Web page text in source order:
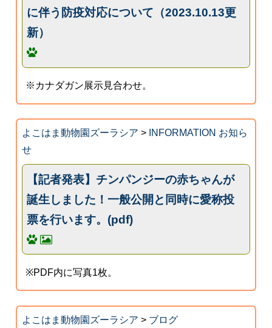
に伴う防疫対応について（2023.10.13更
新）
※カナダガン展示見合わせ。
よこはま動物園ズーラシア > INFORMATION お知ら
せ
【記者発表】チンパンジーの赤ちゃんが
誕生しました！一般公開と同時に愛称投
票を行います。(pdf)
※PDF内に写真1枚。
よこはま動物園ズーラシア > ブログ